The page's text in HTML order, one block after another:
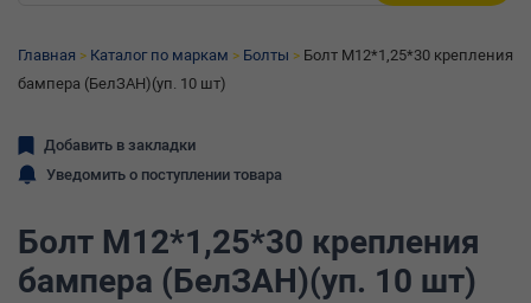
Главная Каталог по маркам Болты
Болт М12*1,25*30 крепления
бампера (БелЗАН)(уп. 10 шт)
Добавить в закладки
Уведомить о поступлении товара
Болт М12*1,25*30 крепления
бампера (БелЗАН)(уп. 10 шт)